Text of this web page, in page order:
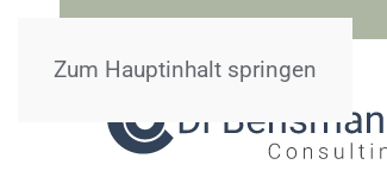
Zum Hauptinhalt springen